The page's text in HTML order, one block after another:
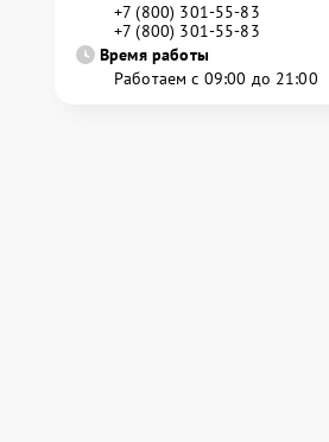
+7 (800) 301-55-83
+7 (800) 301-55-83
Время работы
Работаем с 09:00 до 21:00